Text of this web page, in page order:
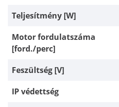
Teljesítmény [W]
Motor fordulatszáma
[ford./perc]
Feszültség [V]
IP védettség